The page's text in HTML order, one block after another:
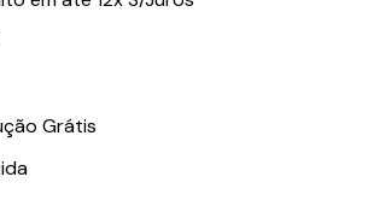
Grátis